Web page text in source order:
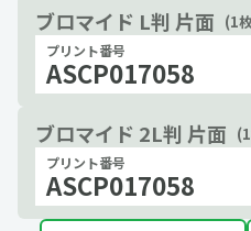
ブロマイド L判 片面 (1
プリント番号
ASCP017058
ブロマイド 2L判 片面
プリント番号
ASCP017058